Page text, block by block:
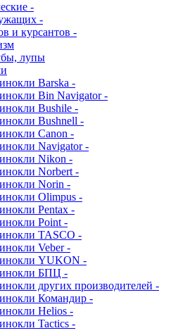
-
-
и курсантов -
лупы
Barska -
Bin Navigator -
Bushile -
Bushnell -
Canon -
Navigator -
Nikon -
Norbert -
Norin -
Olimpus -
Pentax -
Point -
TASCO -
Veber -
YUKON -
БПЦ -
других производителей -
Командир -
Helios -
Tactics -